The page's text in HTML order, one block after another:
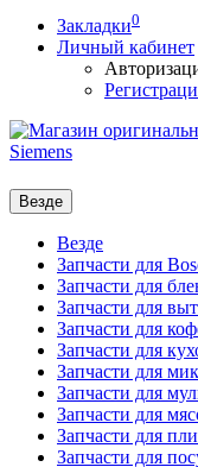
Закладки0
Личный кабинет
Везде
Везде
Запчасти для
Запчасти для
Запчасти для
Запчасти для
Запчасти для
Запчасти для
Запчасти для
Запчасти для
Запчасти для
Запчасти для